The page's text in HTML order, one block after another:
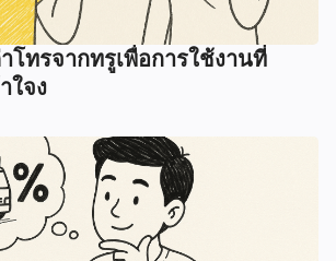
โทรจากทรูเพื่อการใช้งานที่
ใจง